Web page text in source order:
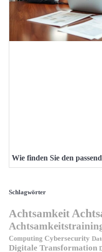
Wie finden Sie den
Schlagwörter
Achtsamkeit
Computing Cybersecurity
Digitale Transformation